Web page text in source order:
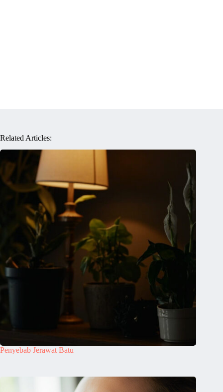
Related Articles:
Penyebab Jerawat Batu